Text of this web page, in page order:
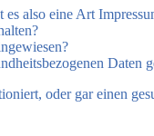
also eine Art
Daten
oder gar einen